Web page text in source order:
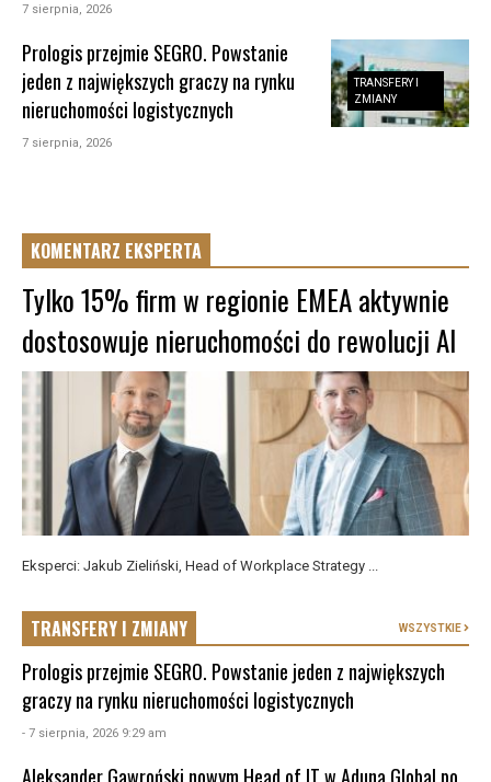
7 sierpnia, 2026
TRANSFERY I
ZMIANY
Prologis przejmie SEGRO. Powstanie
jeden z największych graczy na rynku
nieruchomości logistycznych
7 sierpnia, 2026
KOMENTARZ EKSPERTA
Tylko 15% firm w regionie EMEA aktywnie
dostosowuje nieruchomości do rewolucji AI
Eksperci: Jakub Zieliński, Head of Workplace Strategy ...
TRANSFERY I ZMIANY WSZYSTKIE
Prologis przejmie SEGRO. Powstanie jeden z największych
graczy na rynku nieruchomości logistycznych
- 7 sierpnia, 2026 9:29 am
Aleksander Gawroński nowym Head of IT w Aduna Global po